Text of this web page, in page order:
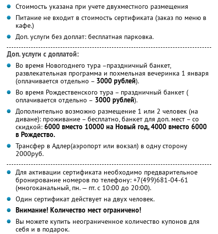
Стоимость указана при учете двухместного размещения
Питание не входит в стоимость сертификата (заказ по меню в
кафе.)
Доп. услуги без доплат: бесплатная парковка.
Доп. услуги с доплатой:
Во время Новогоднего тура –праздничный банкет,
развлекательная программа и похмельная вечеринка 1 января
(оплачивается отдельно – 3000 рублей).
Во время Рождественского тура – праздничный банкет (
оплачивается отдельно – 3000 рублей).
Дополнительно возможно размещение 1 или 2 человек (на
диване): проживание – бесплатно, банкет для доп. мест – со
скидкой: 6000 вместо 10000 на Новый год, 4000 вместо 6000
в Рождество.
Трансфер в Адлер(аэропорт или вокзал) в одну сторону
2000руб.
Для активации сертификата необходимо предварительное
бронирование номеров по телефону: +7(499)681-04-61
(многоканальный, пн. — пт. с 10:00 до 20:00).
Один сертификат действует на двух человек.
Внимание! Количество мест ограничено!
Вы можете купить неограниченное количество купонов для
себя и в подарок.